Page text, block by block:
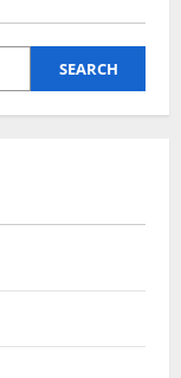
SEARCH